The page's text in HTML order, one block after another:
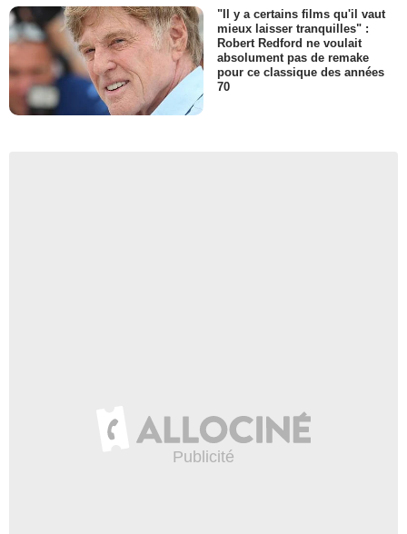
"Il y a certains films qu'il vaut
mieux laisser tranquilles" :
Robert Redford ne voulait
absolument pas de remake
pour ce classique des années
70